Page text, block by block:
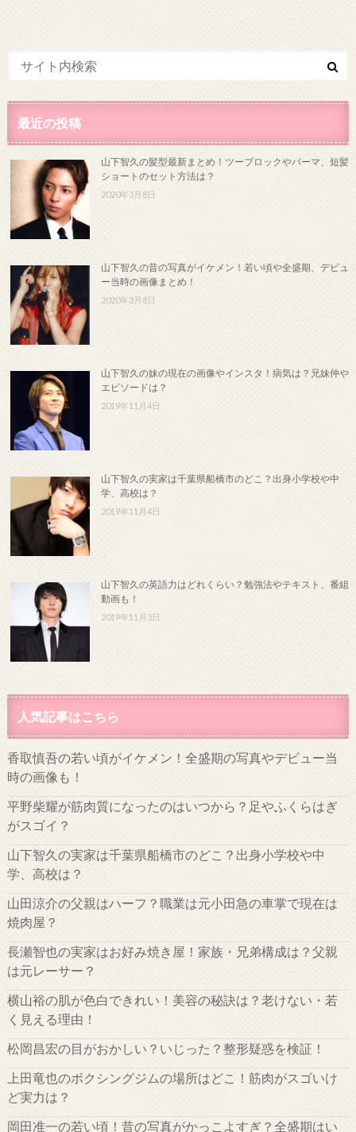
最近の投稿
山下智久の髪型最新まとめ！ツーブロックやパーマ、短髪
ショートのセット方法は？
2020年3月8日
山下智久の昔の写真がイケメン！若い頃や全盛期、デビュ
ー当時の画像まとめ！
2020年3月8日
山下智久の妹の現在の画像やインスタ！病気は？兄妹仲や
エピソードは？
2019年11月4日
山下智久の実家は千葉県船橋市のどこ？出身小学校や中
学、高校は？
2019年11月4日
山下智久の英語力はどれくらい？勉強法やテキスト、番組
動画も！
2019年11月3日
人気記事はこちら
香取慎吾の若い頃がイケメン！全盛期の写真やデビュー当
時の画像も！
平野柴耀が筋肉質になったのはいつから？足やふくらはぎ
がスゴイ？
山下智久の実家は千葉県船橋市のどこ？出身小学校や中
学、高校は？
山田涼介の父親はハーフ？職業は元小田急の車掌で現在は
焼肉屋？
長瀬智也の実家はお好み焼き屋！家族・兄弟構成は？父親
は元レーサー？
横山裕の肌が色白できれい！美容の秘訣は？老けない・若
く見える理由！
松岡昌宏の目がおかしい？いじった？整形疑惑を検証！
上田竜也のボクシングジムの場所はどこ！筋肉がスゴいけ
ど実力は？
岡田准一の若い頃！昔の写真がかっこよすぎ？全盛期はい